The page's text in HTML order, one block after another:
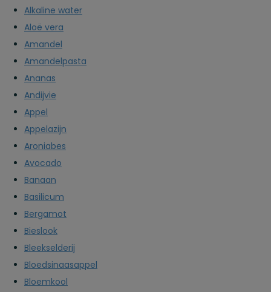
Alkaline water
Aloë vera
Amandel
Amandelpasta
Ananas
Andijvie
Appel
Appelazijn
Aroniabes
Avocado
Banaan
Basilicum
Bergamot
Bieslook
Bleekselderij
Bloedsinaasappel
Bloemkool